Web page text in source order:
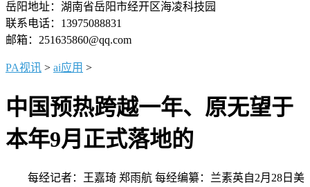
岳阳地址：湖南省岳阳市经开区海凌科技园
联系电话：13975088831
邮箱：251635860@qq.com
PA视讯 > ai应用 >
中国预热跨越一年、原无望于
本年9月正式落地的
每经记者：王嘉琦 郑雨航 每经编纂：兰素英自2月28日美